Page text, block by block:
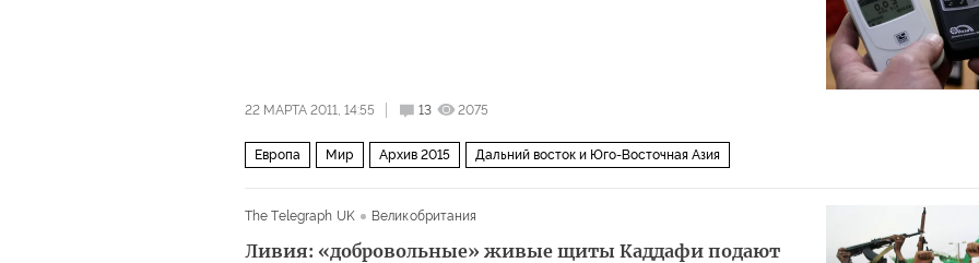
22 МАРТА 2011, 14:55 13 2075
Европа Мир Архив 2015 Дальний восток и Юго-Восточная Азия
The Telegraph UK Великобритания
Ливия: «добровольные» живые щиты Каддафи подают